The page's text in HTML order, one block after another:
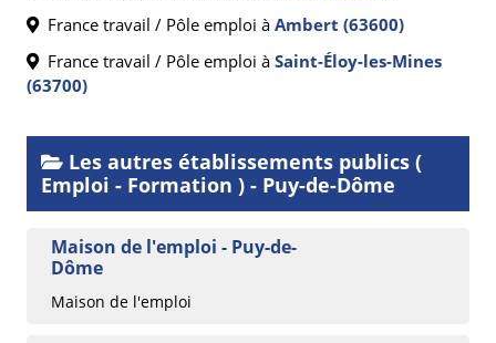
France travail / Pôle emploi à Ambert (63600)
France travail / Pôle emploi à Saint-Éloy-les-Mines
(63700)
Les autres établissements publics (
Emploi - Formation ) - Puy-de-Dôme
Maison de l'emploi - Puy-de-
Dôme
Maison de l'emploi